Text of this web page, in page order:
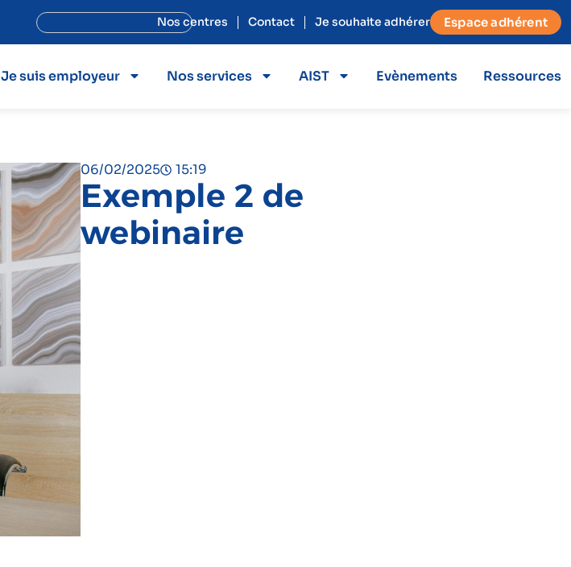
Nos centres Contact Je souhaite adhérer Espace adhérent
Je suis employeur Nos services AIST Evènements Ressources
06/02/2025 15:19
Exemple 2 de
webinaire